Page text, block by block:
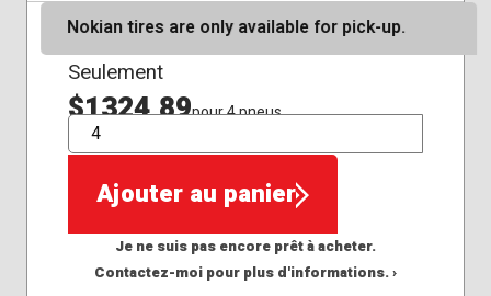
Nokian tires are only available for pick-up.
Seulement
$1324,89pour 4 pneus
QTÉ
Ajouter au panier
Je ne suis pas encore prêt à acheter.
Contactez-moi pour plus d'informations. ›